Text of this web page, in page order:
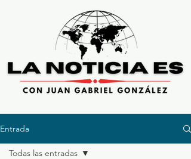
Entrada
Todas las entradas